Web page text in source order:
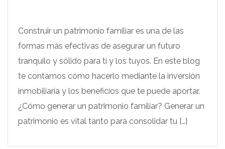
Construir un patrimonio familiar es una de las
formas más efectivas de asegurar un futuro
tranquilo y sólido para ti y los tuyos. En este blog
te contamos cómo hacerlo mediante la inversión
inmobiliaria y los beneficios que te puede aportar.
¿Cómo generar un patrimonio familiar? Generar un
patrimonio es vital tanto para consolidar tu […]